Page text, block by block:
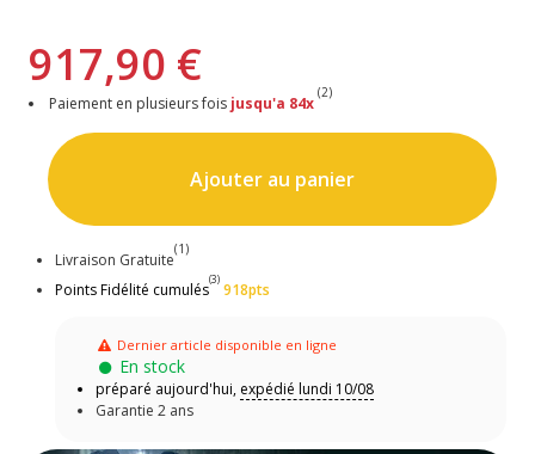
917,90 €
Paiement en plusieurs fois jusqu'a 84x
(2)
Ajouter au panier
Livraison Gratuite
(1)
Points Fidélité cumulés
(3)
918pts
Dernier article disponible en ligne
En stock
préparé aujourd'hui, expédié lundi 10/08
Garantie 2 ans